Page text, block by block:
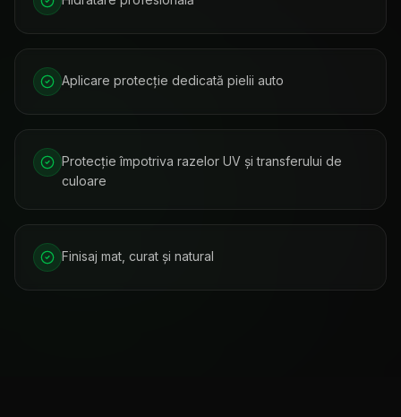
Aplicare protecție dedicată pielii auto
Protecție împotriva razelor UV și transferului de
culoare
Finisaj mat, curat și natural